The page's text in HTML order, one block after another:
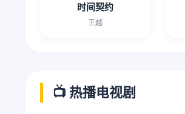
时间契约
王越
📺 热播电视剧